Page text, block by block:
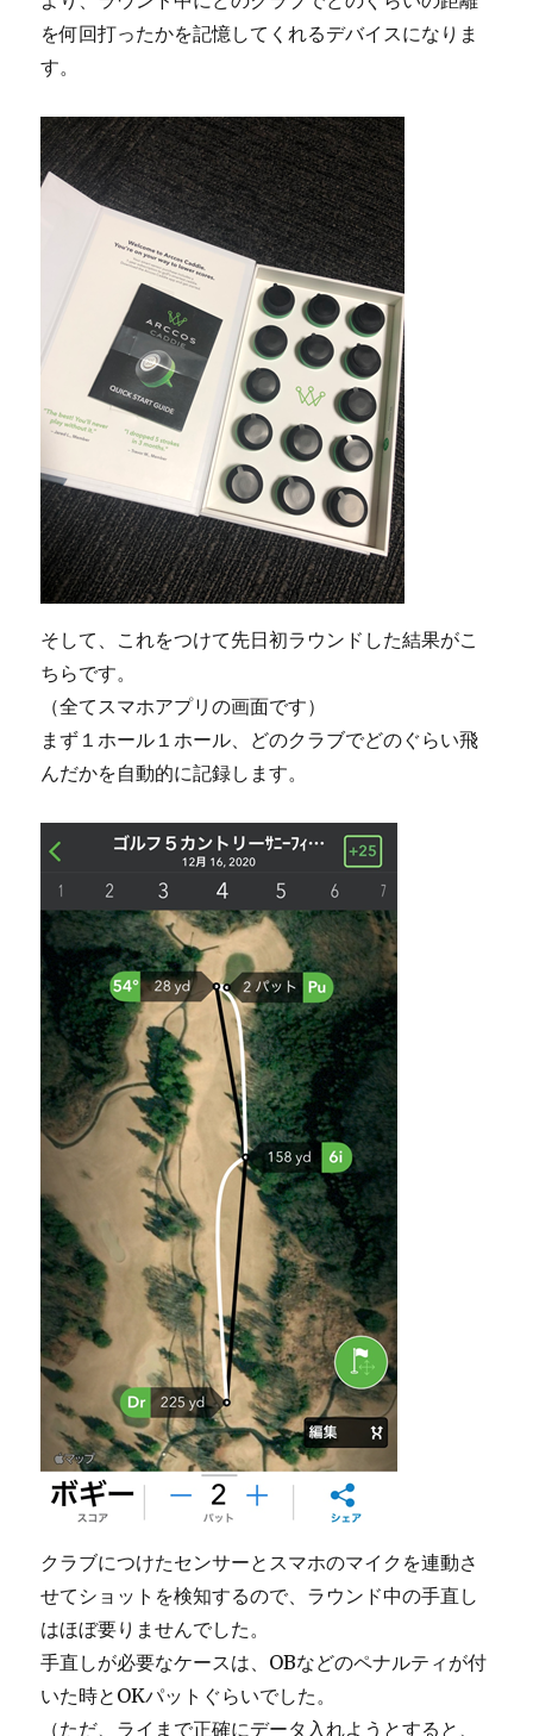
を何回打ったかを記憶してくれるデバイスになりま
す。
そして、これをつけて先日初ラウンドした結果がこ
ちらです。
（全てスマホアプリの画面です）
まず１ホール１ホール、どのクラブでどのぐらい飛
んだかを自動的に記録します。
クラブにつけたセンサーとスマホのマイクを連動さ
せてショットを検知するので、ラウンド中の手直し
はほぼ要りませんでした。
手直しが必要なケースは、OBなどのペナルティが付
いた時とOKパットぐらいでした。
（ただ、ライまで正確にデータ入れようとすると、